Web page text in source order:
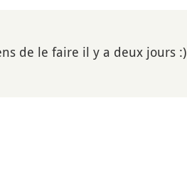
de le faire il y a deux jours :)